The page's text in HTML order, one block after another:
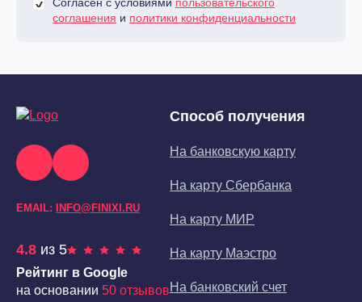
соглашения и политики конфиденциальности
EMAIL: INFO@FINIXI.RU
4.8 из 5
Рейтинг в Google
на основании 50 отзывов
Способ получения
На банковскую карту
На карту Сбербанка
На карту МИР
На карту Маэстро
На банковский счет